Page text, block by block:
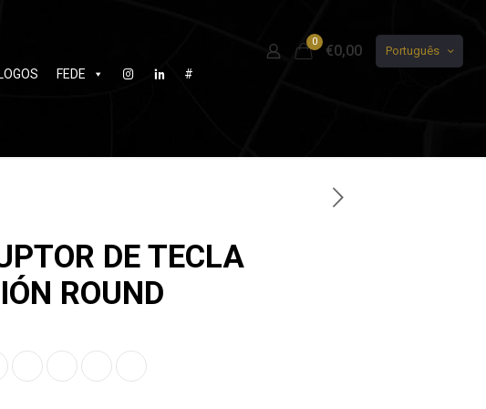
FEDE #
0
€0,00 Português
DE TECLA
ROUND